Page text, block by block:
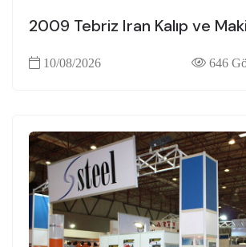
2009 Tebriz Iran Kalıp ve
10/08/2026 646